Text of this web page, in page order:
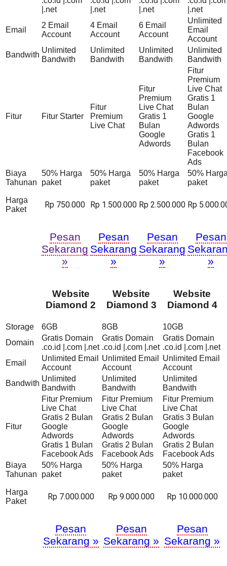
|.net
|.net
|.net
|.net
Email
2 Email
Account
4 Email
Account
6 Email
Account
Unlimited
Email
Account
Bandwith
Unlimited
Bandwith
Unlimited
Bandwith
Unlimited
Bandwith
Unlimited
Bandwith
Fitur Fitur Starter
Fitur
Premium
Live Chat
Fitur
Premium
Live Chat
Gratis 1
Bulan
Google
Adwords
Fitur
Premium
Live Chat
Gratis 1
Bulan
Google
Adwords
Gratis 1
Bulan
Facebook
Ads
Biaya
Tahunan
50% Harga
paket
50% Harga
paket
50% Harga
paket
50%
paket
Harga
Paket
Rp 750.000 Rp 1.500.000 Rp 2.500.000 Rp
Pesan
Sekarang
»
Pesan
Sekarang
»
Pesan
Sekarang
»
Pesan
»
Website
Diamond 2
Website
Diamond 3
Website
Diamond 4
Storage 6GB 8GB
10GB
Domain
Gratis Domain
.co.id |.com |.net
Gratis Domain
.co.id |.com |.net
Gratis Domain
.co.id |.com |.net
Email
Unlimited Email
Account
Unlimited Email
Account
Unlimited Email
Account
Bandwith
Unlimited
Bandwith
Unlimited
Bandwith
Unlimited
Bandwith
Fitur
Fitur Premium
Live Chat
Gratis 2 Bulan
Google
Adwords
Gratis 1 Bulan
Facebook Ads
Fitur Premium
Live Chat
Gratis 2 Bulan
Google
Adwords
Gratis 2 Bulan
Facebook Ads
Fitur Premium
Live Chat
Gratis 3 Bulan
Google
Adwords
Gratis 2 Bulan
Facebook Ads
Biaya
Tahunan
50% Harga
paket
50% Harga
paket
50% Harga
paket
Harga
Paket
Rp 7.000.000 Rp 9.000.000 Rp 10.000.000
Pesan
Sekarang »
Pesan
Sekarang »
Pesan
Sekarang »